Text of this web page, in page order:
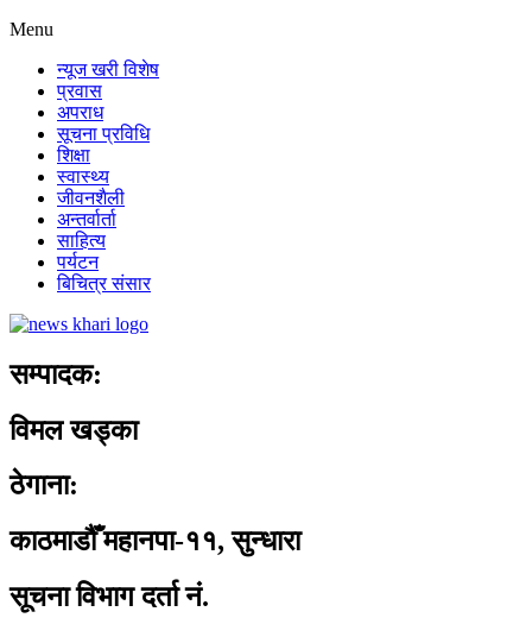
Menu
न्यूज खरी विशेष
प्रवास
अपराध
सूचना प्रविधि
शिक्षा
स्वास्थ्य
जीवनशैली
अन्तर्वार्ता
साहित्य
पर्यटन
बिचित्र संसार
सम्पादक:
विमल खड्का
ठेगाना:
काठमाडौँ महानपा-११, सुन्धारा
सूचना विभाग दर्ता नं.